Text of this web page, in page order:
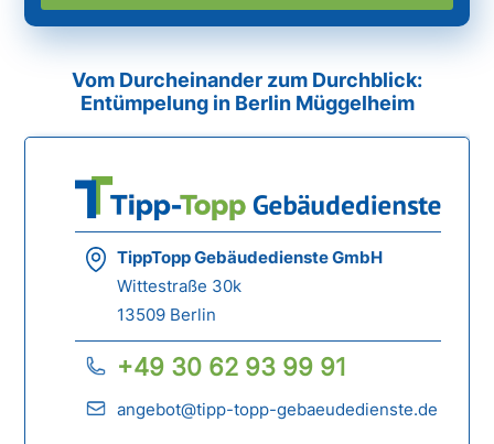
Vom Durcheinander zum Durchblick:
Entümpelung in Berlin Müggelheim
TippTopp Gebäudedienste GmbH
Wittestraße 30k
13509 Berlin
+49 30 62 93 99 91
angebot@tipp-topp-gebaeudedienste.de